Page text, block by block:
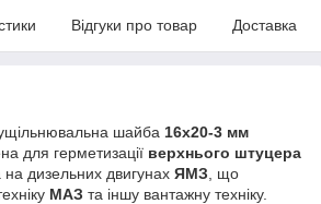
Відгуки про товар Доставка
шайба 16х20-3 мм
для герметизації верхнього штуцера
на дизельних двигунах ЯМЗ , що
МАЗ та іншу вантажну техніку.